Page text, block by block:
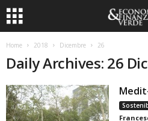
Home 2018 Dicembre 26
Daily Archives: 26